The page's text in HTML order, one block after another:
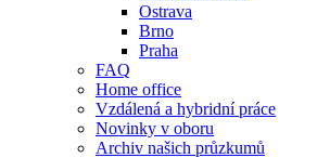
Ostrava
Brno
Praha
FAQ
Home office
Vzdálená a hybridní práce
Novinky v oboru
Archiv našich průzkumů